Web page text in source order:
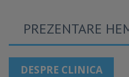
PREZENTARE
DESPRE CLINICA